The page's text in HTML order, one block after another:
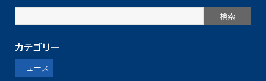
カテゴリー
ニュース